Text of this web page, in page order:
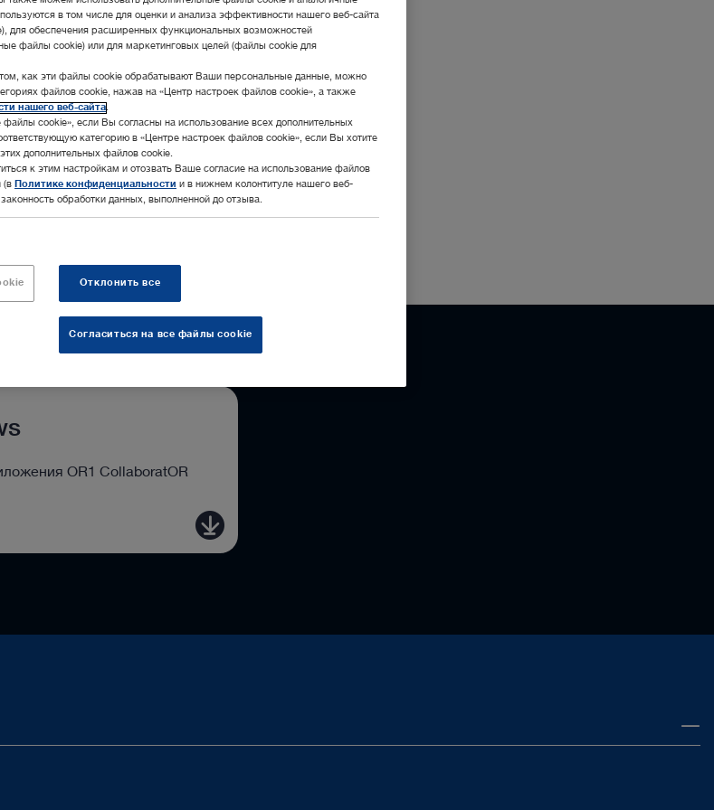
Store
OR1 CollaboratOR
в том числе для оценки и анализа эффективности нашего веб-сайта
для обеспечения расширенных функциональных возможностей
файлы cookie) или для маркетинговых целей (файлы cookie для
как эти файлы cookie обрабатывают Ваши персональные данные, можно
файлов cookie, нажав на «Центр настроек файлов cookie», а также
нашего веб-сайта.
файлы cookie», если Вы согласны на использование всех дополнительных
категорию в «Центре настроек файлов cookie», если Вы хотите
дополнительных файлов cookie.
к этим настройкам и отозвать Ваше согласие на использование файлов
(в
Политике конфиденциальности и в нижнем колонтитуле нашего веб-
обработки данных, выполненной до отзыва.
Отклонить все
Согласиться на все файлы cookie